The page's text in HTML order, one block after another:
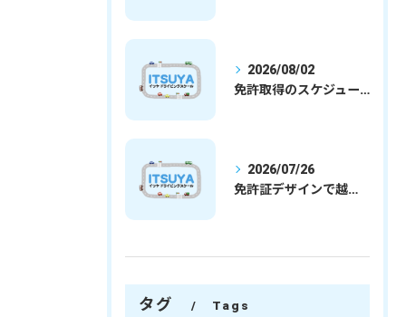
2026/08/02
免許取得のスケジュールを徹底解説学生社会人の通学合宿別プランで最短取得のコツ
2026/07/26
免許証デザインで越谷市愛を表現する埼玉県さいたま市越谷市の免許取得完全ガイド
タグ Tags